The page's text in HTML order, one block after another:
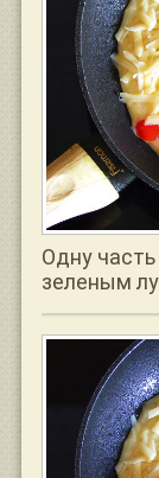
Одну
зеленым